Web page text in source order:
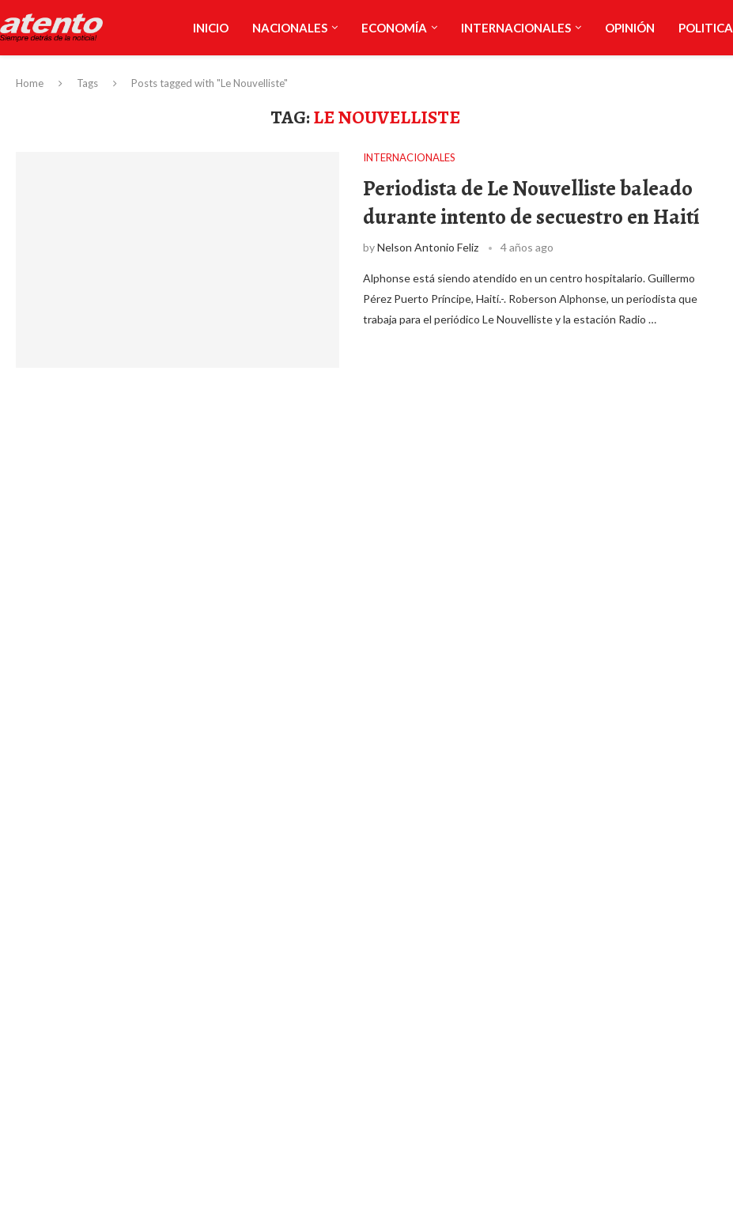
INICIO NACIONALES ECONOMÍA INTERNACIONALES OPINIÓN POLITICA
Home Tags Posts tagged with "Le Nouvelliste"
TAG:LE NOUVELLISTE
INTERNACIONALES
Periodista de Le Nouvelliste baleado
durante intento de secuestro en Haití
byNelson Antonio Feliz 4 años ago
Alphonse está siendo atendido en un centro hospitalario. Guillermo
Pérez Puerto Príncipe, Haití.-. Roberson Alphonse, un periodista que
trabaja para el periódico Le Nouvelliste y la estación Radio …